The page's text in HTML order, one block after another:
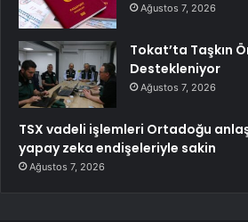
Ağustos 7, 2026
Tokat’ta Taşkın
Destekleniyor
Ağustos 7, 2026
TSX vadeli işlemleri Ortadoğu
yapay zeka endişeleriyle sakin
Ağustos 7, 2026